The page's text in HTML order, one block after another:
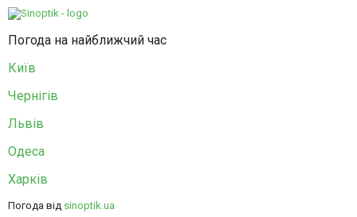
Погода на найближчий час
Київ
Чернігів
Львів
Одеса
Харків
Погода від sinoptik.ua